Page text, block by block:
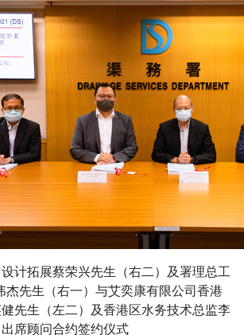
计拓展蔡荣兴先生（右二）及署理总工
杰先生（右一）与艾奕康有限公司香港
先生（左二）及香港区水务技术总监李
席顾问合约签约仪式